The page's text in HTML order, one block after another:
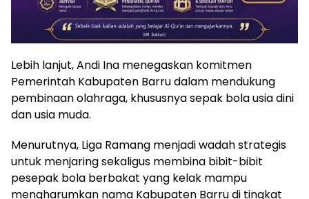
Lebih lanjut, Andi Ina menegaskan komitmen
Pemerintah Kabupaten Barru dalam mendukung
pembinaan olahraga, khususnya sepak bola usia dini
dan usia muda.
Menurutnya, Liga Ramang menjadi wadah strategis
untuk menjaring sekaligus membina bibit-bibit
pesepak bola berbakat yang kelak mampu
mengharumkan nama Kabupaten Barru di tingkat